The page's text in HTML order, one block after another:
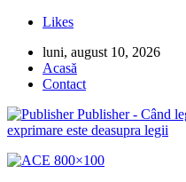
Likes
luni, august 10, 2026
Acasă
Contact
Publisher - Când
exprimare este deasupra legii